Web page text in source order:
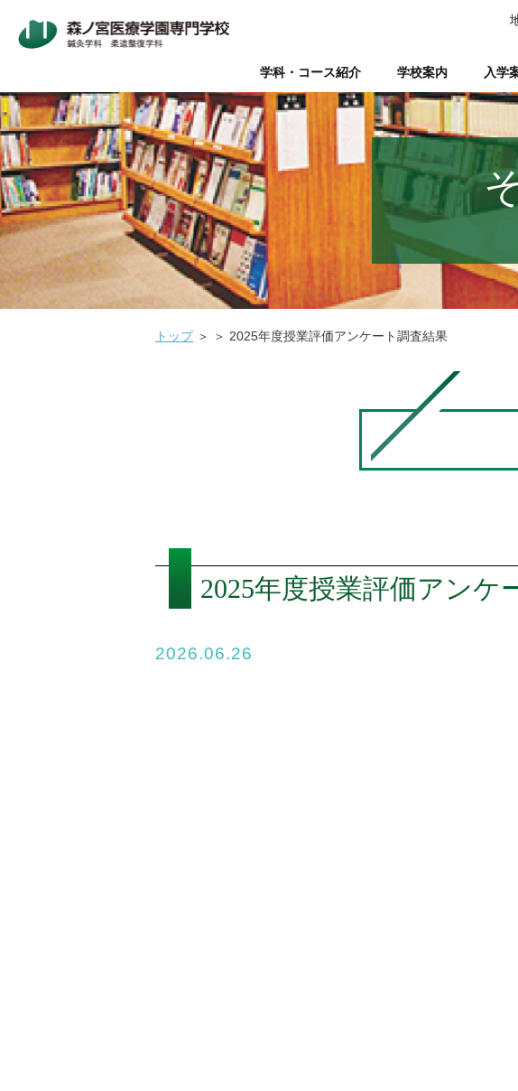
学科・コース紹介
Wライセンス制度（鍼灸師+柔道整復師）
学校案内
本校について 『臨床の森ノ宮』と呼ばれ
データで見る森ノ宮 動画で知る森ノ宮
医療の総合学園 【森ノ宮医療学園】のご紹介
入学
入学案内 AO入試 スポーツ特別
社会人推薦入試 医療人入試 在校
オープンキャンパス 平日ミニオープンキ
鍼灸師とは 美容鍼とは 柔道整復
柔道整復師と理学療法士の違い 女性必見
在校生・卒業生の声 学生サポート
キャリアサポート【就職・開業を支える】
学生のための保育園【みどりの風保育園】
Wライセンス制度 パーソナルトレーナー
新着情報 Q&A（よくある質問）
情報の公表 関係団体ページ お問い
トップ＞ ＞ 2025年度授業評価アンケート調査結果
2025年度授業評価アンケ
2026.06.26